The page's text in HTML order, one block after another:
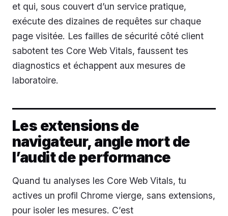
et qui, sous couvert d’un service pratique,
exécute des dizaines de requêtes sur chaque
page visitée. Les failles de sécurité côté client
sabotent tes Core Web Vitals, faussent tes
diagnostics et échappent aux mesures de
laboratoire.
Les extensions de
navigateur, angle mort de
l’audit de performance
Quand tu analyses les Core Web Vitals, tu
actives un profil Chrome vierge, sans extensions,
pour isoler les mesures. C’est